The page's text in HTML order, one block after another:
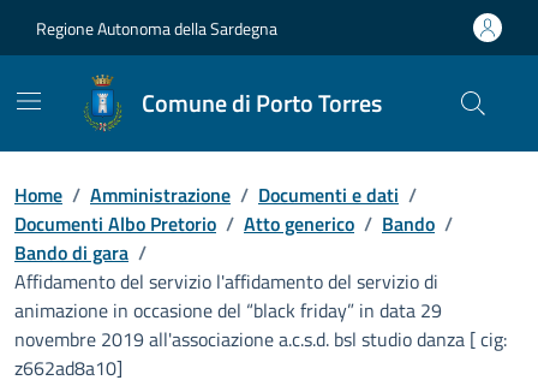
Regione Autonoma della Sardegna
Comune di Porto Torres
Home / Amministrazione / Documenti e dati /
Documenti Albo Pretorio / Atto generico / Bando /
Bando di gara /
Affidamento del servizio l'affidamento del servizio di
animazione in occasione del “black friday” in data 29
novembre 2019 all'associazione a.c.s.d. bsl studio danza [ cig:
z662ad8a10]